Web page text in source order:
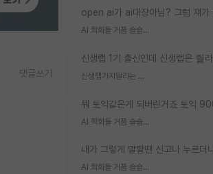
AI 학회들 거품 슬슬 지적이 나오네요
신생랩가지말라는 이유가 있었구나
AI 학회들 거품 슬슬 지적이 나오네요
내가 그렇게 말할땐 신고나 누르더니
AI 학회들 거품 슬슬 지적이 나오네요
댓글쓰기